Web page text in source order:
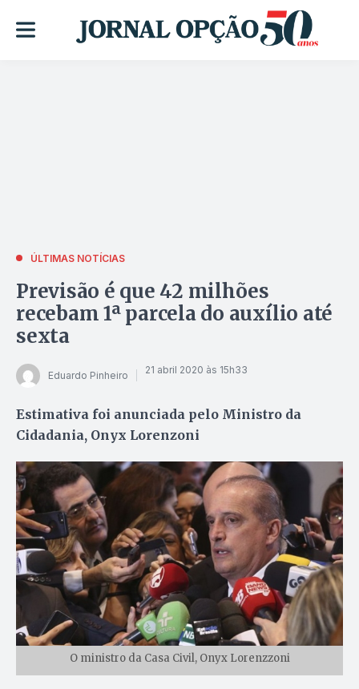
ÚLTIMAS NOTÍCIAS
Previsão é que 42 milhões
recebam 1ª parcela do auxílio até
sexta
Eduardo Pinheiro 21 abril 2020 às 15h33
Estimativa foi anunciada pelo Ministro da
Cidadania, Onyx Lorenzoni
O ministro da Casa Civil, Onyx Lorenzzoni